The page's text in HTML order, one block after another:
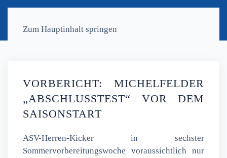
Zum Hauptinhalt springen
VORBERICHT: MICHELFELDER
„ABSCHLUSSTEST“ VOR DEM
SAISONSTART
ASV-Herren-Kicker in sechster
Sommervorbereitungswoche voraussichtlich nur